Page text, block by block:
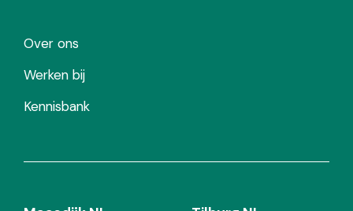
Over ons
Werken bij
Kennisbank